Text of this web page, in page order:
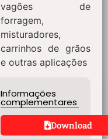
vagões de
forragem,
misturadores,
carrinhos de grãos
e outras aplicações
Informações
complementares
Download